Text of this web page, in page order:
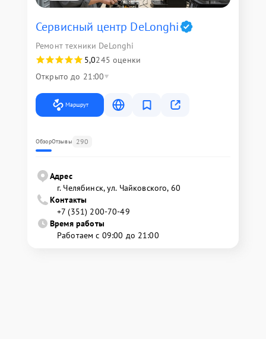
Сервисный центр DeLonghi
Ремонт техники DeLonghi
5,0245 оценки
Открыто до 21:00
Маршрут
ОбзорОтзывы 290
Адрес
г. Челябинск, ул. Чайковского, 60
Контакты
+7 (351) 200-70-49
Время работы
Работаем с 09:00 до 21:00